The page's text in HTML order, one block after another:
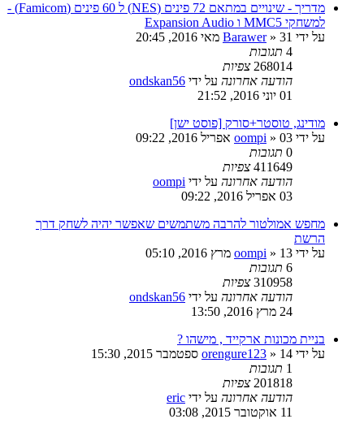
מדריך - שינויים במתאם 72 פינים (NES) ל 60 פינים (Famicom) -
למשחקי MMC5 ו Expansion Audio
על ידי
Barawer» 31 מאי 2016, 20:45
4 תגובות
268014 צפיות
הודעה אחרונה על ידי ondskan56
01 יוני 2016, 21:52
מודינג, טוסטר+סורק [פוסט ישן]
על ידי
oompi » 03 אפריל 2016, 09:22
0 תגובות
411649 צפיות
הודעה אחרונה על ידי oompi
03 אפריל 2016, 09:22
מחפש אמולטור להרבה משתמשים שאפשר יהיה לשחק דרך
הרשת
על ידי
oompi » 13 מרץ 2016, 05:10
6 תגובות
310958 צפיות
הודעה אחרונה על ידי ondskan56
24 מרץ 2016, 13:50
בניית מכונות ארקייד , מישהו ?
על ידי
orengure123 » 14 ספטמבר 2015, 15:30
1 תגובות
201818 צפיות
הודעה אחרונה על ידי eric
11 אוקטובר 2015, 03:08